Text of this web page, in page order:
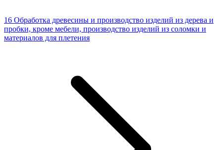
16 Обработка древесины и производство изделий из дерева и
пробки, кроме мебели, производство изделий из соломки и
материалов для плетения